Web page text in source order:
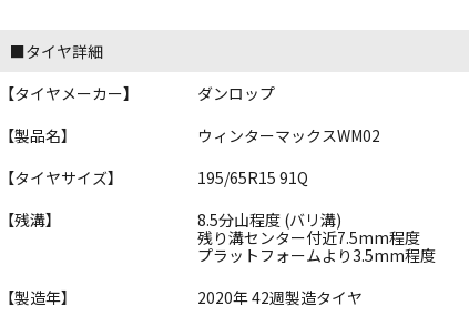
■タイヤ詳細
【タイヤメーカー】
ダンロップ
【製品名】
ウィンターマックスWM02
【タイヤサイズ】
195/65R15 91Q
【残溝】
8.5分山程度 (バリ溝)
残り溝センター付近7.5mm程度
プラットフォームより3.5mm程度
【製造年】
2020年 42週製造タイヤ